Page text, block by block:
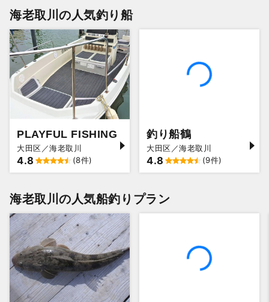
海老取川の人気釣り船
PLAYFUL FISHING
大田区／海老取川
4.8 (8件)
釣り船鶴
大田区／海老取川
4.8 (9件)
海老取川の人気船釣りプラン